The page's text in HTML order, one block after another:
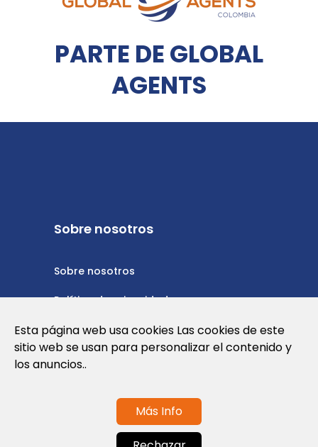
PARTE DE GLOBAL
AGENTS
Sobre nosotros
Sobre nosotros
Política de privacidad
Política de cookies
Nota Legal y Condiciones de Uso de la
Contáctanos
Esta página web usa cookies Las cookies de este
sitio web se usan para personalizar el contenido y
los anuncios..
Más Info